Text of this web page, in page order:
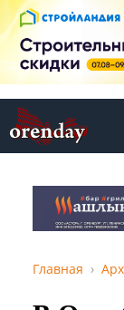
Главная